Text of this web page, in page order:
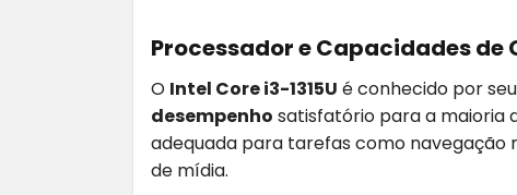
Processador e Capacidades
O Intel Core i3-1315U é conhecido por
desempenho satisfatório para a maioria
adequada para tarefas como
de mídia.